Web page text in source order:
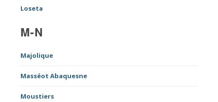
Loseta
M-N
Majolique
Masséot Abaquesne
Moustiers